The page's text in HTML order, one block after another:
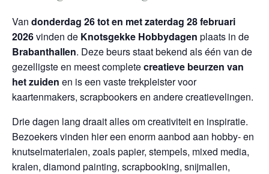
Van donderdag 26 tot en met zaterdag 28 februari
2026vinden de Knotsgekke Hobbydagen plaats in de
Brabanthallen. Deze beurs staat bekend als één van de
gezelligste en meest completecreatieve beurzen van
het zuiden en is een vaste trekpleister voor
kaartenmakers, scrapbookers en andere creatievelingen.
Drie dagen lang draait alles om creativiteit en inspiratie.
Bezoekers vinden hier een enorm aanbod aan hobby- en
knutselmaterialen, zoals papier, stempels, mixed media,
kralen, diamond painting, scrapbooking, snijmallen,